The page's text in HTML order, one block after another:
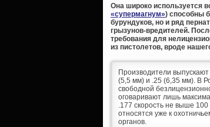
Она широко используется
«супермагнум») способны
бурундуков, но и ряд
грызунов-вредителей.
требования для
из пистолетов, вроде
Производители
(5,5 мм) и .25 (6,35 мм). В
свободной
оговаривают лишь
.177 скорость не выше
относятся уже к
органов.